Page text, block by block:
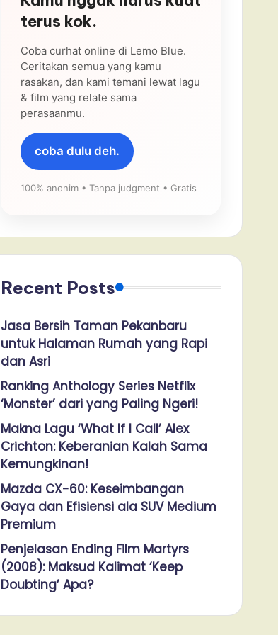
terus kok.
Coba curhat online di Lemo Blue.
Ceritakan semua yang kamu
rasakan, dan kami temani lewat lagu
& film yang relate sama
perasaanmu.
coba dulu deh.
100% anonim • Tanpa judgment • Gratis
Recent Posts
Jasa Bersih Taman Pekanbaru
untuk Halaman Rumah yang Rapi
dan Asri
Ranking Anthology Series Netflix
‘Monster’ dari yang Paling Ngeri!
Makna Lagu ‘What If I Call’ Alex
Crichton: Keberanian Kalah Sama
Kemungkinan!
Mazda CX-60: Keseimbangan
Gaya dan Efisiensi ala SUV Medium
Premium
Penjelasan Ending Film Martyrs
(2008): Maksud Kalimat ‘Keep
Doubting’ Apa?